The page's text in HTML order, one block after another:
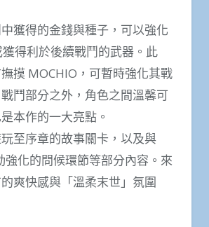
獲得的金錢與種子，可以強化
得利於後續戰鬥的武器。此
摸 MOCHIO，可暫時強化其戰
鬥部分之外，角色之間溫馨可
本作的一大亮點。
至序章的故事關卡，以及與
強化的問候環節等部分內容。來
爽快感與「溫柔末世」氛圍